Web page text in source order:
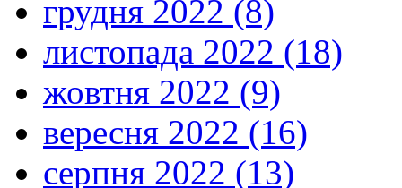
грудня 2022 (8)
листопада 2022 (18)
жовтня 2022 (9)
вересня 2022 (16)
серпня 2022 (13)